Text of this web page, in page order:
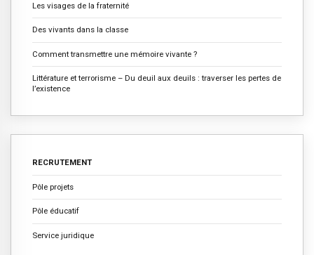
Les visages de la fraternité
Des vivants dans la classe
Comment transmettre une mémoire vivante ?
Littérature et terrorisme – Du deuil aux deuils : traverser les pertes de
l’existence
RECRUTEMENT
Pôle projets
Pôle éducatif
Service juridique